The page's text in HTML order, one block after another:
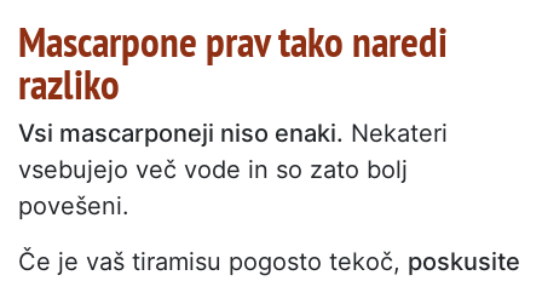
Mascarpone prav tako naredi
razliko
Vsi mascarponeji niso enaki. Nekateri
vsebujejo več vode in so zato bolj
povešeni.
Če je vaš tiramisu pogosto tekoč, poskusite